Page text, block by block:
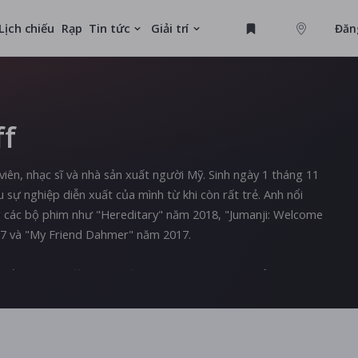
Lịch chiếu Rạp Tin tức Giải trí
MỚI
nhạc sĩ và nhà sản xuất người Mỹ. Sinh ngày 1 tháng 11
sự nghiệp diễn xuất của mình từ khi còn rất trẻ. Anh nổi
bộ phim như "Hereditary" năm 2018, "Jumanji: Welcome
và "My Friend Dahmer" năm 2017.
Alex Wolff còn là một nhạc sĩ và thành viên của ban nhạc
của mình và cho các dự án cá nhân.
nỗ lực không ngừng, Alex Wolff đang là một trong những